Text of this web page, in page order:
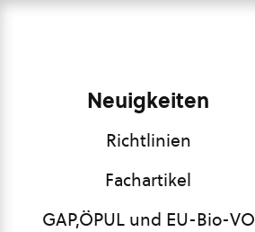
Neuigkeiten
Richtlinien
Fachartikel
GAP,ÖPUL und EU-Bio-VO